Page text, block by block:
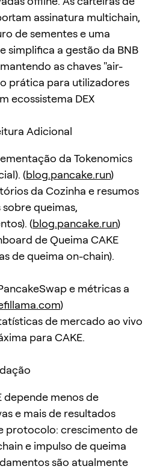
assinatura multichain,
de sementes e uma
simplifica a gestão da BNB
as chaves "air-
prática para utilizadores
ecossistema DEX
Adicional
da Tokenomics
(blog.pancake.run)
da Cozinha e resumos
queimas,
(blog.pancake.run)
de Queima CAKE
de queima on-chain).
e métricas a
)
de mercado ao vivo
para CAKE.
depende menos de
e mais de resultados
protocolo: crescimento de
e impulso de queima
são atualmente